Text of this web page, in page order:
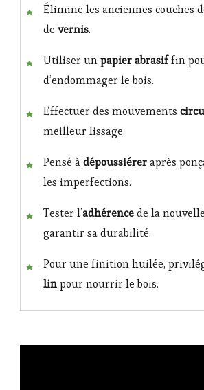
Élimine les anciennes couches
de vernis.
Utiliser unpapier abrasiffin
d’endommager le bois.
Effectuer des mouvements
meilleur lissage.
Pensé àdépoussiéreraprès
les imperfections.
Tester l’adhérencede la
garantir sa durabilité.
Pour une finition huilée,
linpour nourrir le bois.